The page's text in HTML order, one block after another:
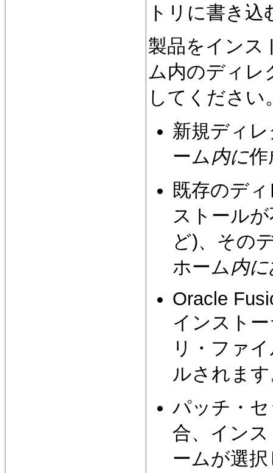
トリに書き
製品をインス
ム内のディレ
してください
新規ディ
ーム内に作
既存のデ
ストール
ど)、その
ホーム内に
Oracle
インスト
リ・ファ
ルされま
パッチ・
合、イン
ームが選